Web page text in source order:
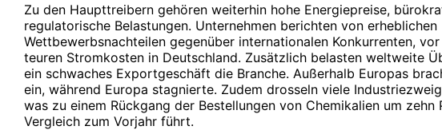
Zu den Haupttreibern gehören weiterhin hohe Energiepreise,
regulatorische Belastungen. Unternehmen berichten von erheblichen
Wettbewerbsnachteilen gegenüber internationalen Konkurrenten,
teuren Stromkosten in Deutschland. Zusätzlich belasten weltweite
ein schwaches Exportgeschäft die Branche. Außerhalb Europas
ein, während Europa stagnierte. Zudem drosseln viele
was zu einem Rückgang der Bestellungen von Chemikalien um zehn
Vergleich zum Vorjahr führt.